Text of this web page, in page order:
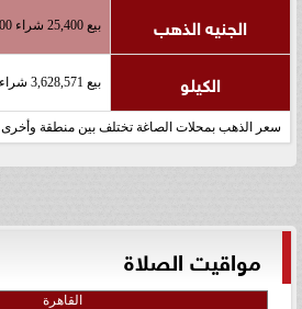
الجنيه الذهب بيع 25,400 شراء 25,800
الكيلو بيع 3,628,571 شراء 3,685,714
سعر الذهب بمحلات الصاغة تختلف بين منطقة وأخرى
مواقيت الصلاة